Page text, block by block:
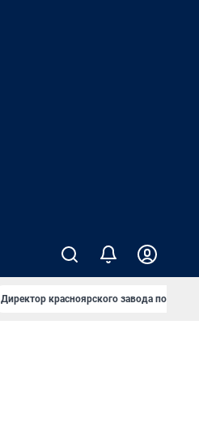
Директор красноярского завода под